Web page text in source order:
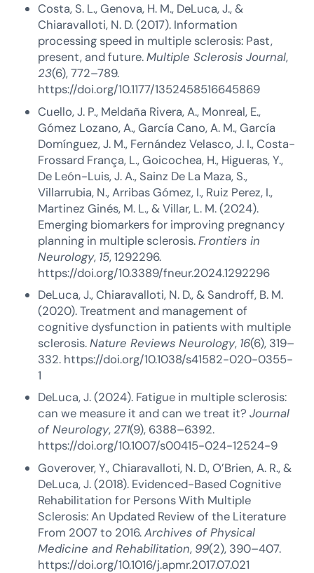
Costa, S. L., Genova, H. M., DeLuca, J., &
Chiaravalloti, N. D. (2017). Information
processing speed in multiple sclerosis: Past,
present, and future.Multiple Sclerosis Journal,
23(6), 772–789.
https://doi.org/10.1177/1352458516645869
Cuello, J. P., Meldaña Rivera, A., Monreal, E.,
Gómez Lozano, A., García Cano, A. M., García
Domínguez, J. M., Fernández Velasco, J. I., Costa-
Frossard França, L., Goicochea, H., Higueras, Y.,
De León-Luis, J. A., Sainz De La Maza, S.,
Villarrubia, N., Arribas Gómez, I., Ruiz Perez, I.,
Martinez Ginés, M. L., & Villar, L. M. (2024).
Emerging biomarkers for improving pregnancy
planning in multiple sclerosis.Frontiers in
Neurology, 15, 1292296.
https://doi.org/10.3389/fneur.2024.1292296
DeLuca, J., Chiaravalloti, N. D., & Sandroff, B. M.
(2020). Treatment and management of
cognitive dysfunction in patients with multiple
sclerosis.Nature Reviews Neurology, 16(6), 319–
332. https://doi.org/10.1038/s41582-020-0355-
1
DeLuca, J. (2024). Fatigue in multiple sclerosis:
can we measure it and can we treat it?Journal
of Neurology,271(9), 6388–6392.
https://doi.org/10.1007/s00415-024-12524-9
Goverover, Y., Chiaravalloti, N. D., O’Brien, A. R., &
DeLuca, J. (2018). Evidenced-Based Cognitive
Rehabilitation for Persons With Multiple
Sclerosis: An Updated Review of the Literature
From 2007 to 2016.Archives of Physical
Medicine and Rehabilitation, 99(2), 390–407.
https://doi.org/10.1016/j.apmr.2017.07.021